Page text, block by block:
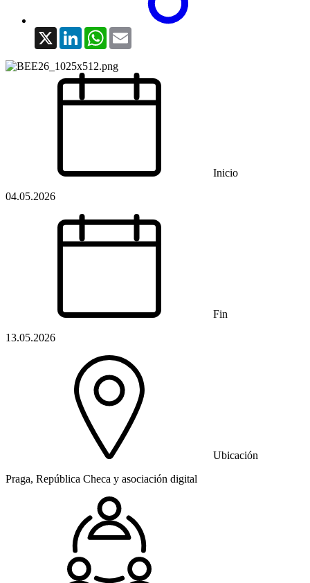
X LinkedInWhatsApp
Inicio
04.05.2026
Fin
13.05.2026
Ubicación
Praga, República Checa y asociación digital